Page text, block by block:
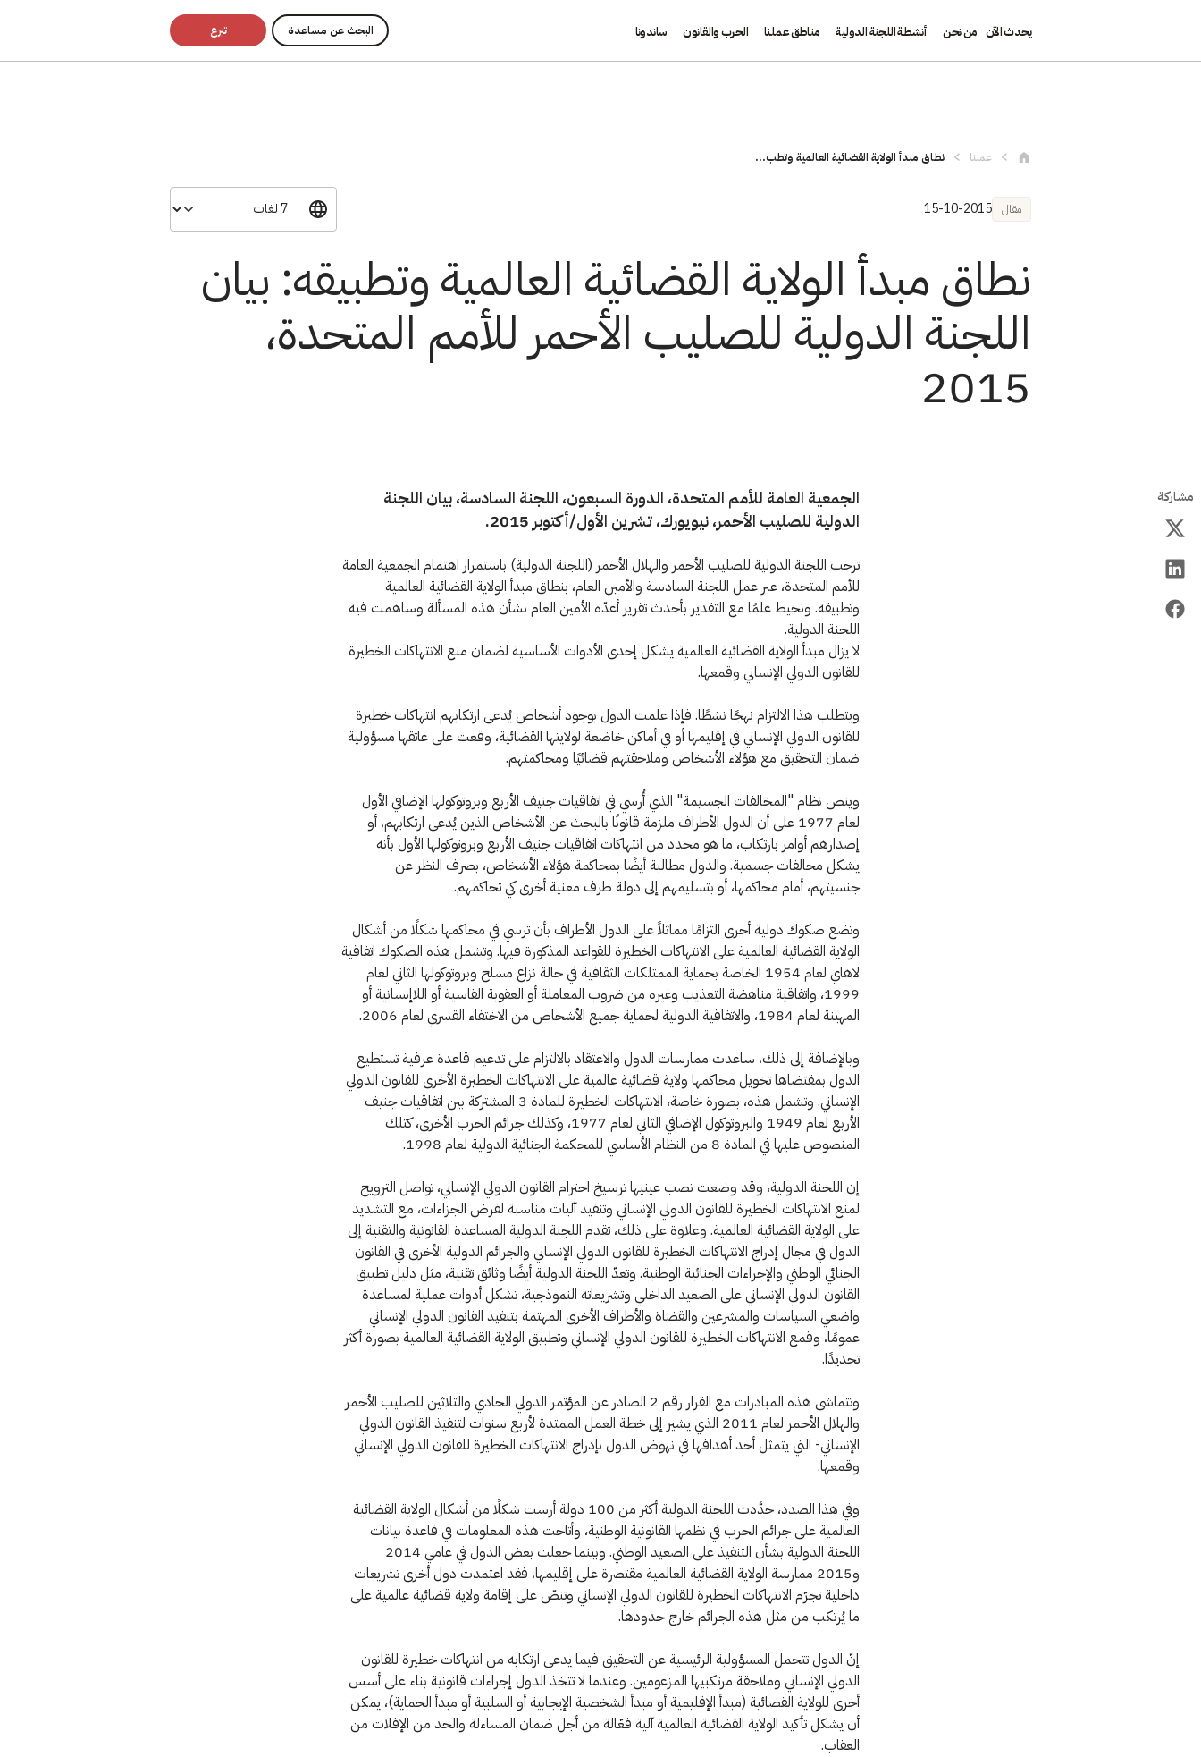
يحدث الآن من نحن أنشطة اللجنة الدولية مناطق عملنا الحرب والقانون ساندونا البحث عن مساعدة تبرع
عملنا نطاق مبدأ الولاية القضائية العالمية وتطب...
مقال 15-10-2015
نطاق مبدأ الولاية القضائية العالمية وتطبيقه: بيان
اللجنة الدولية للصليب الأحمر للأمم المتحدة،
2015
مشاركة
الجمعية العامة للأمم المتحدة، الدورة السبعون، اللجنة السادسة، بيان اللجنة
الدولية للصليب الأحمر، نيويورك، تشرين الأول/أكتوبر 2015.
ترحب اللجنة الدولية للصليب الأحمر والهلال الأحمر (اللجنة الدولية) باستمرار اهتمام الجمعية العامة
للأمم المتحدة، عبر عمل اللجنة السادسة والأمين العام، بنطاق مبدأ الولاية القضائية العالمية
وتطبيقه. ونحيط علمًا مع التقدير بأحدث تقرير أعدّه الأمين العام بشأن هذه المسألة وساهمت فيه
اللجنة الدولية.
لا يزال مبدأ الولاية القضائية العالمية يشكل إحدى الأدوات الأساسية لضمان منع الانتهاكات الخطيرة
للقانون الدولي الإنساني وقمعها.
ويتطلب هذا الالتزام نهجًا نشطًا. فإذا علمت الدول بوجود أشخاص يُدعى ارتكابهم انتهاكات خطيرة
للقانون الدولي الإنساني في إقليمها أو في أماكن خاضعة لولايتها القضائية، وقعت على عاتقها مسؤولية
ضمان التحقيق مع هؤلاء الأشخاص وملاحقتهم قضائيًا ومحاكمتهم.
وينص نظام "المخالفات الجسيمة" الذي أُرسي في اتفاقيات جنيف الأربع وبروتوكولها الإضافي الأول
لعام 1977 على أن الدول الأطراف ملزمة قانونًا بالبحث عن الأشخاص الذين يُدعى ارتكابهم، أو
إصدارهم أوامر بارتكاب، ما هو محدد من انتهاكات اتفاقيات جنيف الأربع وبروتوكولها الأول بأنه
يشكل مخالفات جسمية. والدول مطالبة أيضًا بمحاكمة هؤلاء الأشخاص، بصرف النظر عن
جنسيتهم، أمام محاكمها، أو بتسليمهم إلى دولة طرف معنية أخرى كي تحاكمهم.
وتضع صكوك دولية أخرى التزامًا مماثلاً على الدول الأطراف بأن ترسي في محاكمها شكلًا من أشكال
الولاية القضائية العالمية على الانتهاكات الخطيرة للقواعد المذكورة فيها. وتشمل هذه الصكوك اتفاقية
لاهاي لعام 1954 الخاصة بحماية الممتلكات الثقافية في حالة نزاع مسلح وبروتوكولها الثاني لعام
1999، واتفاقية مناهضة التعذيب وغيره من ضروب المعاملة أو العقوبة القاسية أو اللاإنسانية أو
المهينة لعام 1984، والاتفاقية الدولية لحماية جميع الأشخاص من الاختفاء القسري لعام 2006.
وبالإضافة إلى ذلك، ساعدت ممارسات الدول والاعتقاد بالالتزام على تدعيم قاعدة عرفية تستطيع
الدول بمقتضاها تخويل محاكمها ولاية قضائية عالمية على الانتهاكات الخطيرة الأخرى للقانون الدولي
الإنساني. وتشمل هذه، بصورة خاصة، الانتهاكات الخطيرة للمادة 3 المشتركة بين اتفاقيات جنيف
الأربع لعام 1949 والبروتوكول الإضافي الثاني لعام 1977، وكذلك جرائم الحرب الأخرى، كتلك
المنصوص عليها في المادة 8 من النظام الأساسي للمحكمة الجنائية الدولية لعام 1998.
إن اللجنة الدولية، وقد وضعت نصب عينيها ترسيخ احترام القانون الدولي الإنساني، تواصل الترويج
لمنع الانتهاكات الخطيرة للقانون الدولي الإنساني وتنفيذ آليات مناسبة لفرض الجزاءات، مع التشديد
على الولاية القضائية العالمية. وعلاوة على ذلك، تقدم اللجنة الدولية المساعدة القانونية والتقنية إلى
الدول في مجال إدراج الانتهاكات الخطيرة للقانون الدولي الإنساني والجرائم الدولية الأخرى في القانون
الجنائي الوطني والإجراءات الجنائية الوطنية. وتعدّ اللجنة الدولية أيضًا وثائق تقنية، مثل دليل تطبيق
القانون الدولي الإنساني على الصعيد الداخلي وتشريعاته النموذجية، تشكل أدوات عملية لمساعدة
واضعي السياسات والمشرعين والقضاة والأطراف الأخرى المهتمة بتنفيذ القانون الدولي الإنساني
عمومًا، وقمع الانتهاكات الخطيرة للقانون الدولي الإنساني وتطبيق الولاية القضائية العالمية بصورة أكثر
تحديدًا.
وتتماشى هذه المبادرات مع القرار رقم 2 الصادر عن المؤتمر الدولي الحادي والثلاثين للصليب الأحمر
والهلال الأحمر لعام 2011 الذي يشير إلى خطة العمل الممتدة لأربع سنوات لتنفيذ القانون الدولي
الإنساني- التي يتمثل أحد أهدافها في نهوض الدول بإدراج الانتهاكات الخطيرة للقانون الدولي الإنساني
وقمعها.
وفي هذا الصدد، حدَّدت اللجنة الدولية أكثر من 100 دولة أرست شكلًا من أشكال الولاية القضائية
العالمية على جرائم الحرب في نظمها القانونية الوطنية، وأتاحت هذه المعلومات في قاعدة بيانات
اللجنة الدولية بشأن التنفيذ على الصعيد الوطني. وبينما جعلت بعض الدول في عامي 2014
و2015 ممارسة الولاية القضائية العالمية مقتصرة على إقليمها، فقد اعتمدت دول أخرى تشريعات
داخلية تجرّم الانتهاكات الخطيرة للقانون الدولي الإنساني وتنصّ على إقامة ولاية قضائية عالمية على
ما يُرتكب من مثل هذه الجرائم خارج حدودها.
إنّ الدول تتحمل المسؤولية الرئيسية عن التحقيق فيما يدعى ارتكابه من انتهاكات خطيرة للقانون
الدولي الإنساني وملاحقة مرتكبيها المزعومين. وعندما لا تتخذ الدول إجراءات قانونية بناء على أسس
أخرى للولاية القضائية (مبدأ الإقليمية أو مبدأ الشخصية الإيجابية أو السلبية أو مبدأ الحماية)، يمكن
أن يشكل تأكيد الولاية القضائية العالمية آلية فعّالة من أجل ضمان المساءلة والحد من الإفلات من
العقاب.